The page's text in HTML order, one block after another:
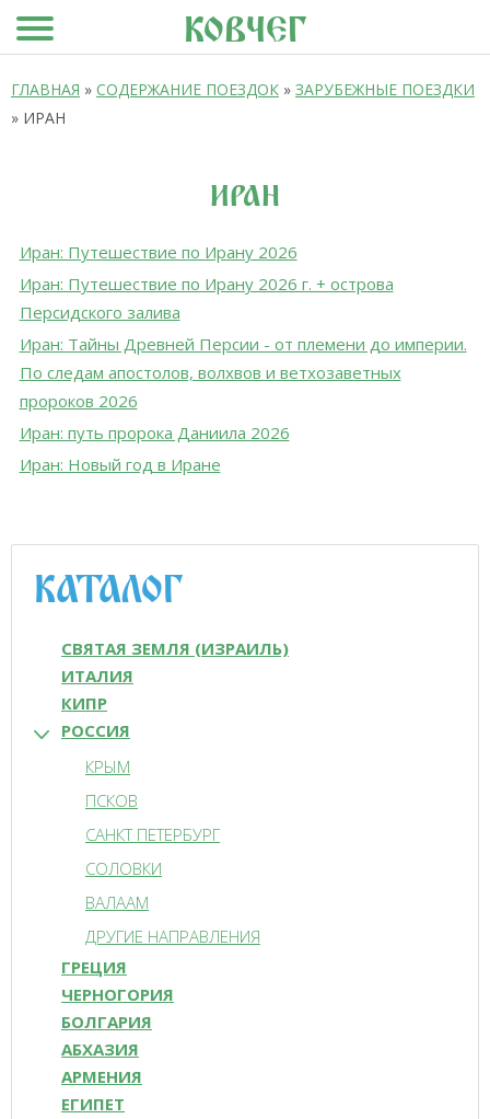
Вы здесь
ГЛАВНАЯ » СОДЕРЖАНИЕ ПОЕЗДОК » ЗАРУБЕЖНЫЕ ПОЕЗДКИ
» ИРАН
ИРАН
Иран: Путешествие по Ирану 2026
Иран: Путешествие по Ирану 2026 г. + острова
Персидского залива
Иран: Тайны Древней Персии - от племени до империи.
По следам апостолов, волхвов и ветхозаветных
пророков 2026
Иран: путь пророка Даниила 2026
Иран: Новый год в Иране
КАТАЛОГ
СВЯТАЯ ЗЕМЛЯ (ИЗРАИЛЬ)
ИТАЛИЯ
КИПР
РОССИЯ
КРЫМ
ПСКОВ
САНКТ ПЕТЕРБУРГ
СОЛОВКИ
ВАЛААМ
ДРУГИЕ НАПРАВЛЕНИЯ
ГРЕЦИЯ
ЧЕРНОГОРИЯ
БОЛГАРИЯ
АБХАЗИЯ
АРМЕНИЯ
ЕГИПЕТ
КОВЧЕГ